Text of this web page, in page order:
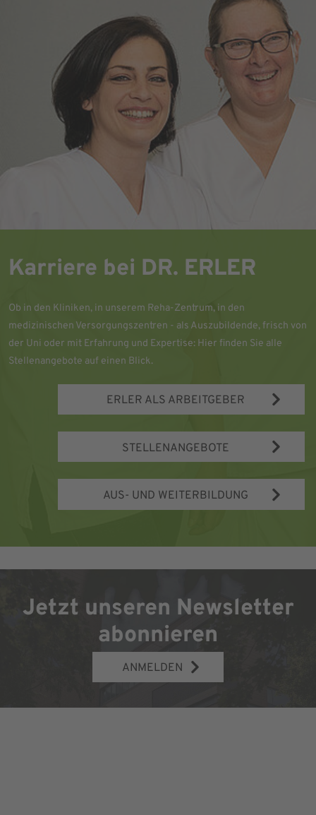
Karriere bei DR. ERLER
Ob in den Kliniken, in unserem Reha-Zentrum, in den
medizinischen Versorgungszentren - als Auszubildende, frisch von
der Uni oder mit Erfahrung und Expertise: Hier finden Sie alle
Stellenangebote auf einen Blick.
ERLER ALS ARBEITGEBER
STELLENANGEBOTE
AUS- UND WEITERBILDUNG
Jetzt unseren Newsletter
abonnieren
ANMELDEN